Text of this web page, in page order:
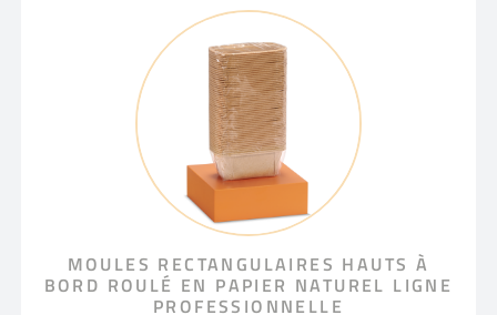
MOULES RECTANGULAIRES HAUTS À
BORD ROULÉ EN PAPIER NATUREL LIGNE
PROFESSIONNELLE